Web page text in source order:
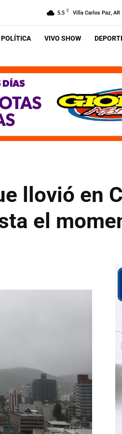
5.5 C Villa Carlos Paz, AR
POLÍTICA VIVO SHOW
llovió en
el